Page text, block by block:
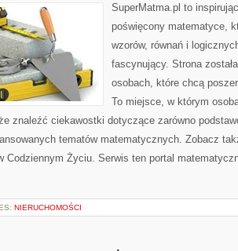
SuperMatma.pl to
poświęcony matematyce,
wzorów, równań i
fascynujący. Strona
osobach, które chcą
To miejsce, w którym
znaleźć ciekawostki dotyczące zarówno
tematów matematycznych. Zobacz
Codziennym Życiu. Serwis ten portal
NIERUCHOMOŚCI